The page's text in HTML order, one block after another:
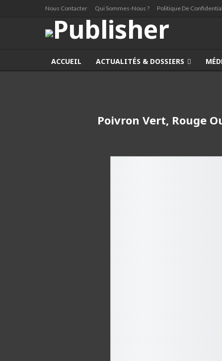
Nous Contacter Qui Sommes-Nous ? Politique De
ACCUEIL ACTUALITÉS & DOSSIERS
Poivron Vert, Rouge